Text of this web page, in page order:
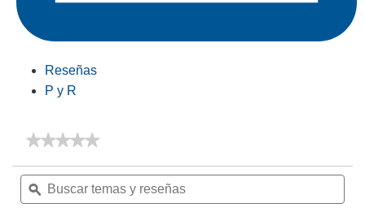
Reseñas
P y R
★★★★★
★★★★★
hay
de
Buscar
temas
y
ϙ